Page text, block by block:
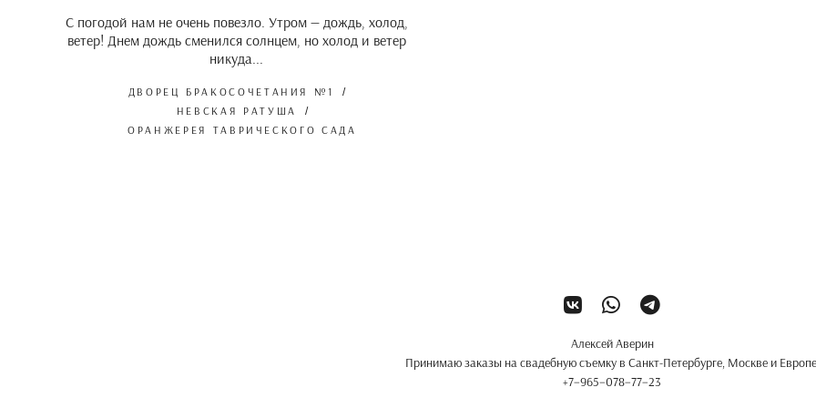
С погодой нам не очень повезло. Утром — дождь, холод,
ветер! Днем дождь сменился солнцем, но холод и ветер
никуда...
ДВОРЕЦ БРАКОСОЧЕТАНИЯ №1
НЕВСКАЯ РАТУША
ОРАНЖЕРЕЯ ТАВРИЧЕСКОГО САДА
Алексей Аверин
Принимаю заказы на свадебную съемку в Санкт-Петербурге, Москве и
+7−965−078−77−23